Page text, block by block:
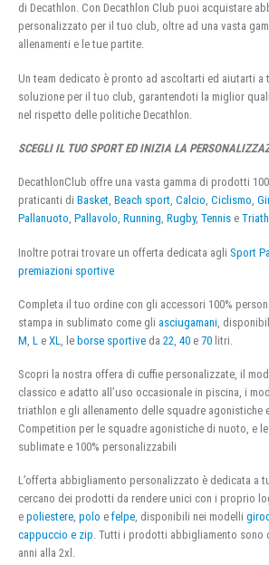
di Decathlon. Con Decathlon Club puoi acquistare
personalizzato per il tuo club, oltre ad una vasta
allenamenti e le tue partite.
Un team dedicato è pronto ad ascoltarti ed aiutarti a
soluzione per il tuo club, garantendoti la miglior
nel rispetto delle politiche Decathlon.
SCEGLI IL TUO SPORT ED INIZIA LA
DecathlonClub offre una vasta gamma di prodotti
praticanti di Basket, Beach sport, Calcio, Ciclismo,
Pallanuoto, Pallavolo, Running, Rugby, Tennis e
Inoltre potrai trovare un offerta dedicata agli Sport
premiazioni sportive
Completa il tuo ordine con gli accessori 100%
stampa in sublimato come gli asciugamani ,
M L e XL , le borse sportive da 22 40 e 70 litri.
Scopri la nostra offera di cuffie personalizzate, il
classico e adatto all’uso occasionale in piscina, i
triathlon e gli allenamento delle squadre agonistiche
Competition per le squadre agonistiche di nuoto, e le
sublimate e 100% personalizzabili
L’offerta abbigliamento personalizzato è dedicata a
cercano dei prodotti da rendere unici con i proprio
e poliestere, polo e felpe, disponibili nei modelli
cappuccio e zip. Tutti i prodotti abbigliamento sono
anni alla 2xl.